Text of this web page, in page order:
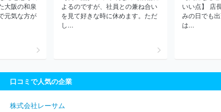
社グリーンハウスフーズ
株式会社ヴィ・ド・フランス
ワタミ株
式会社
ほか(2176件)
大阪の和泉
元気な方が
よるのですが、社員との兼ね合い
を見て好きな時に休めます。ただ
し...
いい点】 店
みの日でも
は...
口コミで人気の企業
株式会社レーサム